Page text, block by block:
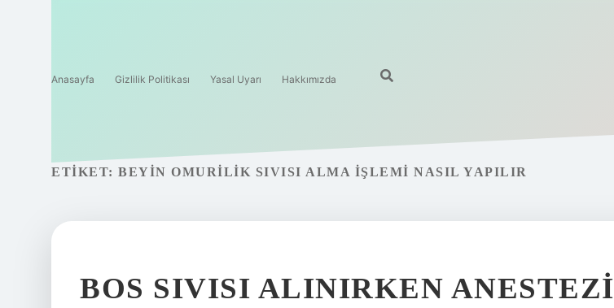
Anasayfa Gizlilik Politikası Yasal Uyarı Hakkımızda
ETIKET: BEYIN OMURILIK SIVISI ALMA IŞLEMI NASIL YAPILIR
BOS SIVISI ALINIRKEN ANESTEZI